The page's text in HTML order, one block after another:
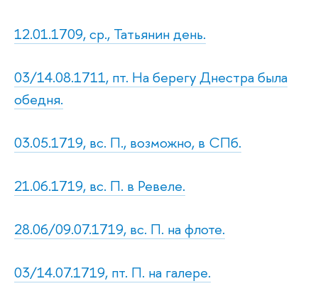
12.01.1709, ср., Татьянин день.
03/14.08.1711, пт. На берегу Днестра была
обедня.
03.05.1719, вс. П., возможно, в СПб.
21.06.1719, вс. П. в Ревеле.
28.06/09.07.1719, вс. П. на флоте.
03/14.07.1719, пт. П. на галере.